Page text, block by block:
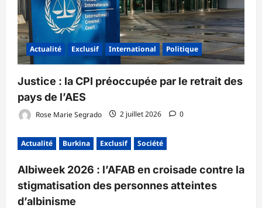
Actualité Exclusif International Politique
‎Justice : la CPI préoccupée par le retrait des
pays de l’AES ‎
Rose Marie Segrado 2 juillet 2026 0
Actualité Burkina Exclusif Société
Albiweek 2026 : l’AFAB en croisade contre la
stigmatisation des personnes atteintes
d’albinisme